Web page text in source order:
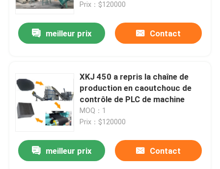
Prix：$120000
meilleur prix Contact
XKJ 450 a repris la chaîne de
production en caoutchouc de
contrôle de PLC de machine
MOQ：1
Prix：$120000
meilleur prix Contact